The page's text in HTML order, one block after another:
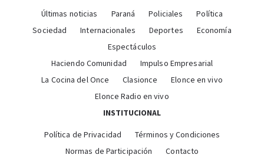
Últimas noticias Paraná Policiales
Política
Sociedad
Internacionales Deportes
Economía
Espectáculos
Haciendo Comunidad
Impulso Empresarial
La Cocina del Once
Clasionce
Elonce en vivo
Elonce Radio en vivo
INSTITUCIONAL
Política de Privacidad
Términos y Condiciones
Normas de Participación
Contacto